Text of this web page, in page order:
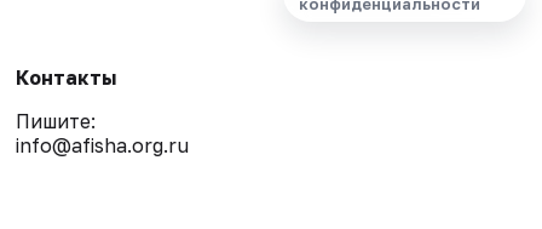
конфиденциальности
Контакты
Пишите:
info@afisha.org.ru